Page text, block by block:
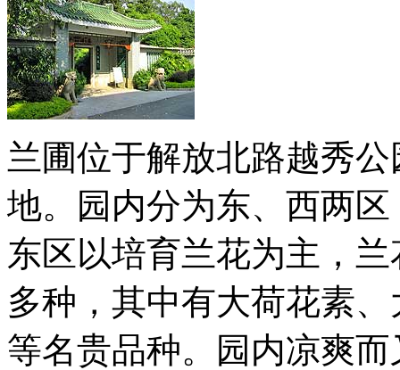
兰圃位于解放北路越秀
地。园内分为东、西两
东区以培育兰花为主，
多种，其中有大荷花素
等名贵品种。园内凉爽